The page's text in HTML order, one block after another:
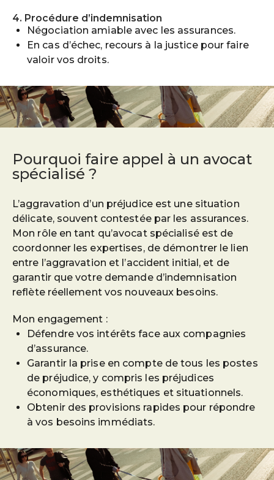
4. Procédure d’indemnisation
Négociation amiable avec les assurances.
En cas d’échec, recours à la justice pour faire
valoir vos droits.
Pourquoi faire appel à un avocat
spécialisé ?
L’aggravation d’un préjudice est une situation
délicate, souvent contestée par les assurances.
Mon rôle en tant qu’avocat spécialisé est de
coordonner les expertises, de démontrer le lien
entre l’aggravation et l’accident initial, et de
garantir que votre demande d’indemnisation
reflète réellement vos nouveaux besoins.
Mon engagement :
Défendre vos intérêts face aux compagnies
d’assurance.
Garantir la prise en compte de tous les postes
de préjudice, y compris les préjudices
économiques, esthétiques et situationnels.
Obtenir des provisions rapides pour répondre
à vos besoins immédiats.